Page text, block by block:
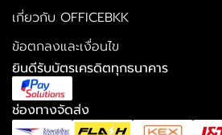
เกี่ยวกับ OFFICEBKK
ข้อตกลงและเงื่อนไข
ยินดีรับบัตรเครดิตทุกธนาคาร
ช่องทางจัดส่ง